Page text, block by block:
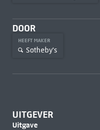
DOOR
HEEFT MAKER
Sotheby's
UITGEVER
Uitgave